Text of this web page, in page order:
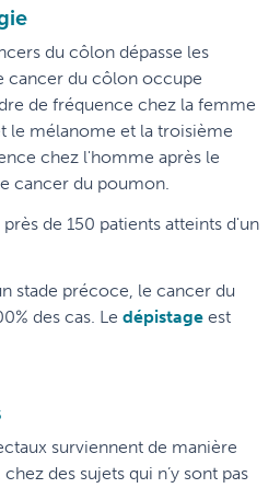
du côlon dépasse les
cancer du côlon occupe
de fréquence chez la femme
le mélanome et la troisième
chez l'homme après le
cancer du poumon.
de 150 patients atteints d'un
stade précoce, le cancer du
des cas. Le dépistage est
surviennent de manière
des sujets qui n’y sont pas